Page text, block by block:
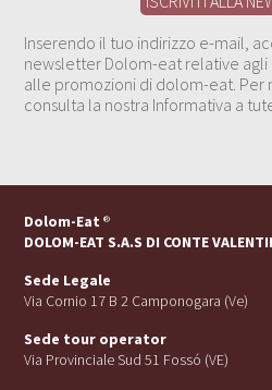
Inserendo il tuo indirizzo e-mail,
newsletter Dolom-eat relative
alle promozioni di dolom-eat. Per
consulta la nostra Informativa a
Dolom-Eat ®
DOLOM-EAT S.A.S DI CONTE
Sede Legale
Via Cornio 17 B 2 Camponogara (Ve)
Sede tour operator
Via Provinciale Sud 51 Fossó (VE)